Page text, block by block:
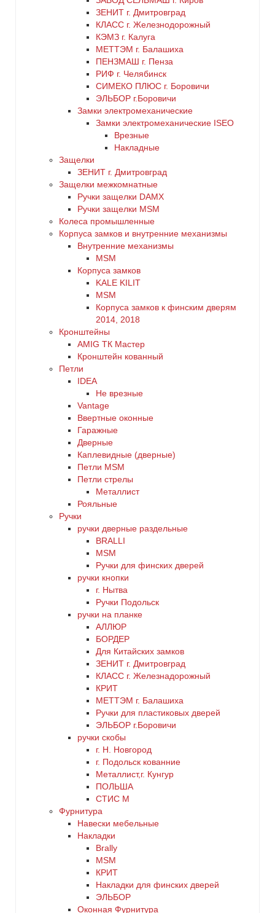
ЗЕНИТ г. Дмитровград
КЛАСС г. Железнодорожный
КЭМЗ г. Калуга
МЕТТЭМ г. Балашиха
ПЕНЗМАШ г. Пенза
РИФ г. Челябинск
СИМЕКО ПЛЮС г. Боровичи
ЭЛЬБОР г.Боровичи
Замки электромеханические
Замки электромеханические ISEO
Врезные
Накладные
Защелки
ЗЕНИТ г. Дмитровград
Защелки межкомнатные
Ручки защелки DAMX
Ручки защелки MSM
Колеса промышленные
Корпуса замков и внутренние механизмы
Внутренние механизмы
MSM
Корпуса замков
KALE KILIT
MSM
Корпуса замков к финским дверям
2014, 2018
Кронштейны
AMIG ТК Мастер
Кронштейн кованный
Петли
IDEA
Не врезные
Vantage
Ввертные оконные
Гаражные
Дверные
Каплевидные (дверные)
Петли MSM
Петли стрелы
Металлист
Рояльные
Ручки
ручки дверные раздельные
BRALLI
MSM
Ручки для финских дверей
ручки кнопки
г. Нытва
Ручки Подольск
ручки на планке
АЛЛЮР
БОРДЕР
Для Китайских замков
ЗЕНИТ г. Дмитровград
КЛАСС г. Железнадорожный
КРИТ
МЕТТЭМ г. Балашиха
Ручки для пластиковых дверей
ЭЛЬБОР г.Боровичи
ручки скобы
г. Н. Новгород
г. Подольск кованние
Металлист,г. Кунгур
ПОЛЬША
СТИС М
Фурнитура
Навески мебельные
Накладки
Brally
MSM
КРИТ
Накладки для финских дверей
ЭЛЬБОР
Оконная Фурнитура